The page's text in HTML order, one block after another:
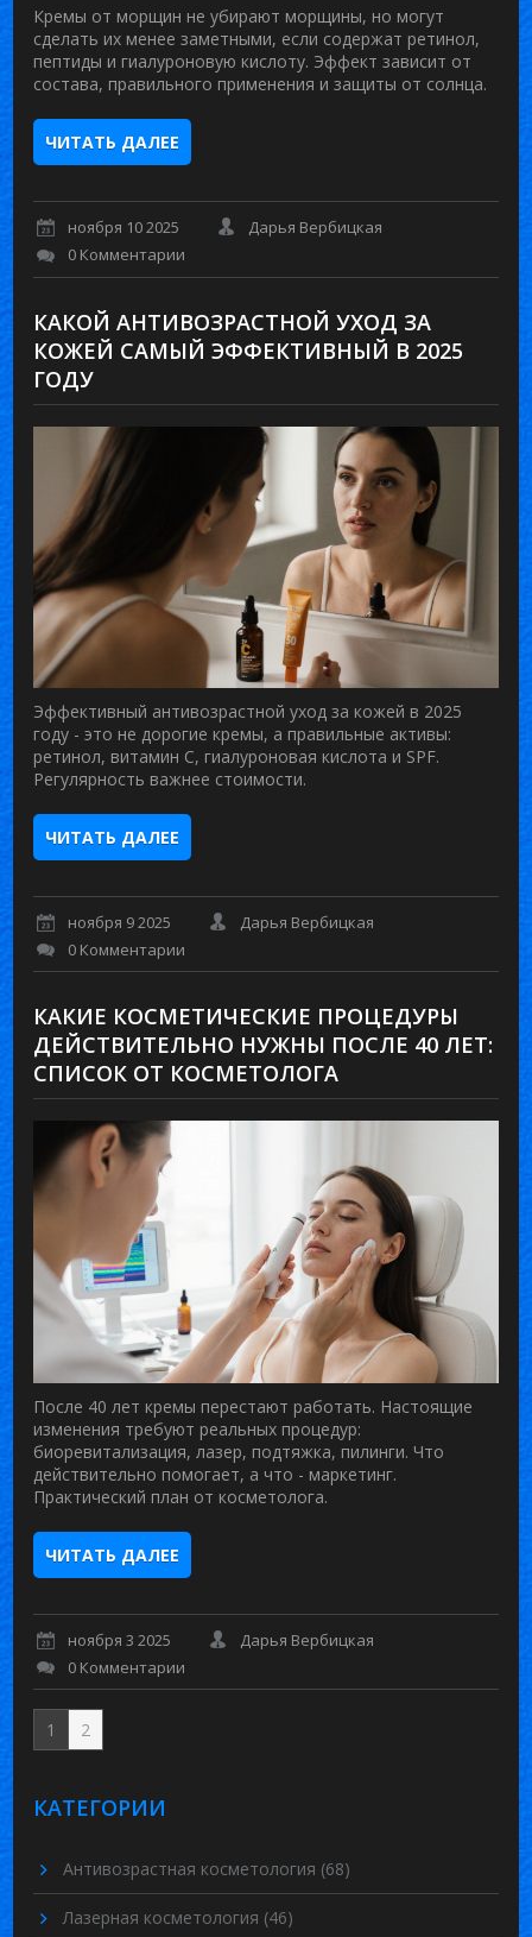
Кремы от морщин не убирают морщины, но могут
сделать их менее заметными, если содержат ретинол,
пептиды и гиалуроновую кислоту. Эффект зависит от
состава, правильного применения и защиты от солнца.
ЧИТАТЬ ДАЛЕЕ
ноября 10 2025
Дарья Вербицкая
0 Комментарии
КАКОЙ АНТИВОЗРАСТНОЙ УХОД ЗА
КОЖЕЙ САМЫЙ ЭФФЕКТИВНЫЙ В 2025
ГОДУ
Эффективный антивозрастной уход за кожей в 2025
году - это не дорогие кремы, а правильные активы:
ретинол, витамин С, гиалуроновая кислота и SPF.
Регулярность важнее стоимости.
ЧИТАТЬ ДАЛЕЕ
ноября 9 2025
Дарья Вербицкая
0 Комментарии
КАКИЕ КОСМЕТИЧЕСКИЕ ПРОЦЕДУРЫ
ДЕЙСТВИТЕЛЬНО НУЖНЫ ПОСЛЕ 40 ЛЕТ:
СПИСОК ОТ КОСМЕТОЛОГА
После 40 лет кремы перестают работать. Настоящие
изменения требуют реальных процедур:
биоревитализация, лазер, подтяжка, пилинги. Что
действительно помогает, а что - маркетинг.
Практический план от косметолога.
ЧИТАТЬ ДАЛЕЕ
ноября 3 2025
Дарья Вербицкая
0 Комментарии
1 2
КАТЕГОРИИ
Антивозрастная косметология (68)
Лазерная косметология (46)